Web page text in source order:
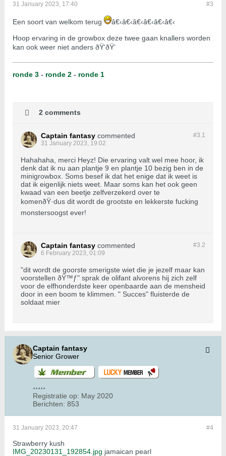
#3
31 January 2023, 17:40
Een soort van welkom terug
â€‹â€‹â€‹â€‹â€‹â€‹
Hoop ervaring in de growbox deze twee gaan knallers worden
kan ook weer niet anders ðŸ‘ðŸ‘
ronde 3 - ronde 2 - ronde 1
2 comments
#3.1
Captain fantasy commented
31 January 2023, 19:02
Hahahaha, merci Heyz! Die ervaring valt wel mee hoor, ik
denk dat ik nu aan plantje 9 en plantje 10 bezig ben in de
minigrowbox. Soms besef ik dat het enige dat ik weet is
dat ik eigenlijk niets weet. Maar soms kan het ook geen
kwaad van een beetje zelfverzekerd over te
komenðŸ·dus dit wordt de grootste en lekkerste fucking
monstersoogst ever!
#3.2
Captain fantasy commented
6 February 2023, 01:09
"dit wordt de goorste smerigste wiet die je jezelf maar kan
voorstellen ðŸ™ƒ" sprak de olifant alvorens hij zich zelf
voor de elfhonderdste keer openbaarde aan de mensheid
door in een boom te klimmen. " Succes" fluisterde de
soldaat mier
Captain fantasy
Senior Grower
Registratie op: May 2020
Berichten: 853
#4
31 January 2023, 20:47
Strawberry kush
IMG_20230131_192854.jpg jamaican pearl